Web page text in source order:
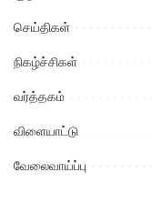
செய்திகள்
நிகழ்ச்சிகள்
வர்த்தகம்
விளையாட்டு
வேலைவாய்ப்பு